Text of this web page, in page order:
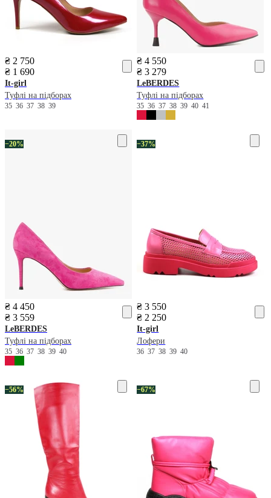
₴ 2 750
₴ 1 690
It-girl
Туфлі на підборах
35 36 37 38 39
₴ 4 550
₴ 3 279
LeBERDES
Туфлі на підборах
35363738394041
−20%
₴ 4 450
₴ 3 559
LeBERDES
Туфлі на підборах
35 36 37 38 39 40
−37%
₴ 3 550
₴ 2 250
It-girl
Лофери
3637383940
−56% −67%